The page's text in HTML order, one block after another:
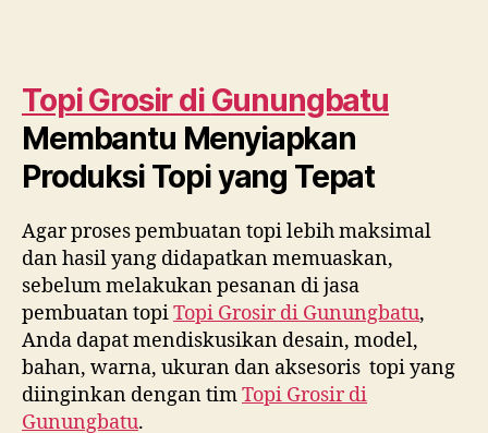
Topi Grosir di Gunungbatu
Membantu Menyiapkan
Produksi Topi yang Tepat
Agar proses pembuatan topi lebih maksimal
dan hasil yang didapatkan memuaskan,
sebelum melakukan pesanan di jasa
pembuatan topiTopi Grosir di Gunungbatu,
Anda dapat mendiskusikan desain, model,
bahan, warna, ukuran dan aksesoris topi yang
diinginkan dengan timTopi Grosir di
Gunungbatu.